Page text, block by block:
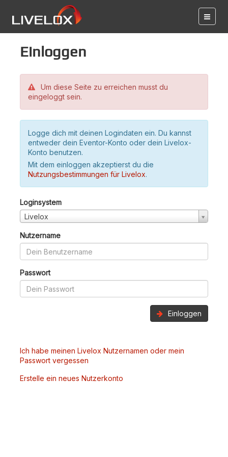
Einloggen
Um diese Seite zu erreichen musst du
eingeloggt sein.
Logge dich mit deinen Logindaten ein. Du kannst
entweder dein Eventor-Konto oder dein Livelox-
Konto benutzen.
Mit dem einloggen akzeptierst du die
Nutzungsbestimmungen für Livelox.
Loginsystem
Livelox
Nutzername
Passwort
Einloggen
Ich habe meinen Livelox Nutzernamen oder mein
Passwort vergessen
Erstelle ein neues Nutzerkonto